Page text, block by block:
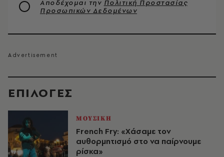
EΠΙΛΟΓΈΣ
ΜΟΥΣΙΚΗ
French Fry: «Χάσαμε τον
αυθορμητισμό στο να παίρνουμε
ρίσκα»
Αποδέχομαι την Πολιτική Προστασίας
Προσωπικών Δεδομένων